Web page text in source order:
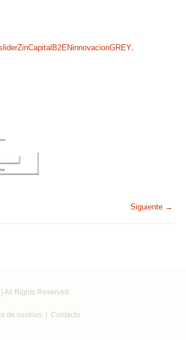
.
Siguiente →
All Rights Reserved
de cookies Contacto